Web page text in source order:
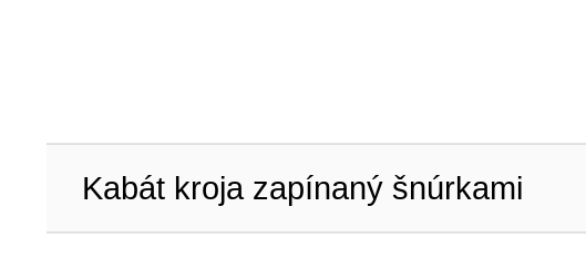
Kabát kroja zapínaný šnúrkami